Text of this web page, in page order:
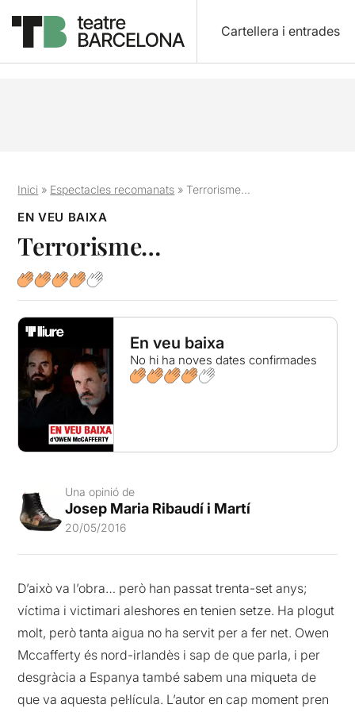
Cartellera i entrades
Inici » Espectacles recomanats »Terrorisme…
EN VEU BAIXA
Terrorisme…
En veu baixa
No hi ha noves dates confirmades
Una opinió de
Josep Maria Ribaudí i Martí
20/05/2016
D’això va l’obra… però han passat trenta-set anys;
víctima i victimari aleshores en tenien setze. Ha plogut
molt, però tanta aigua no ha servit per a fer net. Owen
Mccafferty és nord-irlandès i sap de que parla, i per
desgràcia a Espanya també sabem una miqueta de
que va aquesta pel·lícula. L’autor en cap moment pren